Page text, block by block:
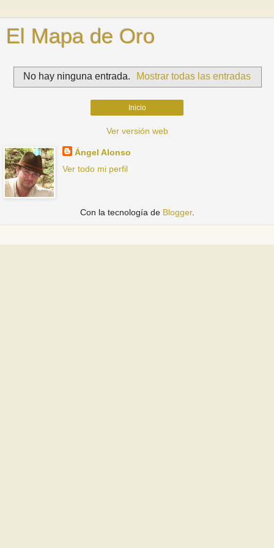
El Mapa de Oro
No hay ninguna entrada. Mostrar todas las entradas
Inicio
Ver versión web
Ángel Alonso
Ver todo mi perfil
Con la tecnología de Blogger.